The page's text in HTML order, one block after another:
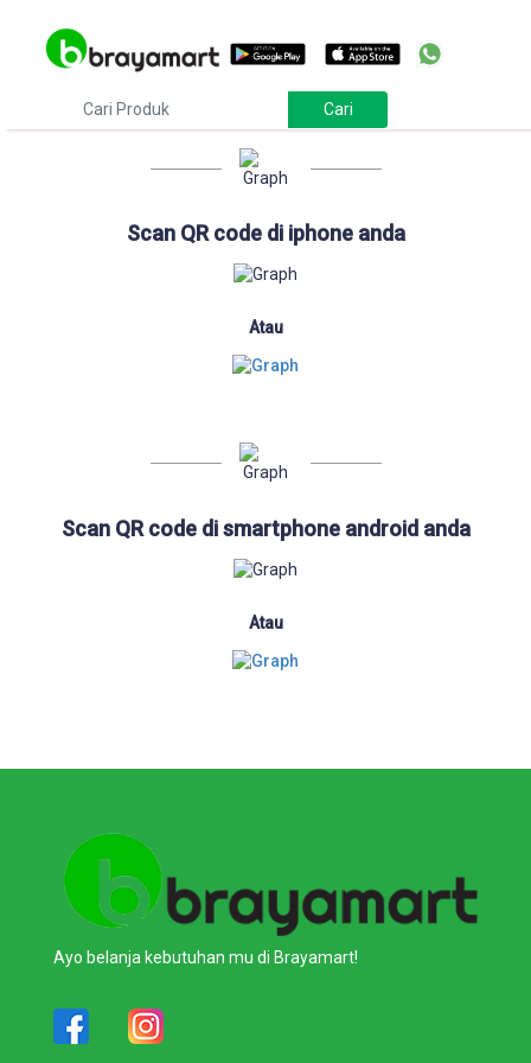
Download
Scan QR code di iphone anda
Atau
Scan QR code di smartphone android anda
Atau
Ayo belanja kebutuhan mu di Brayamart!